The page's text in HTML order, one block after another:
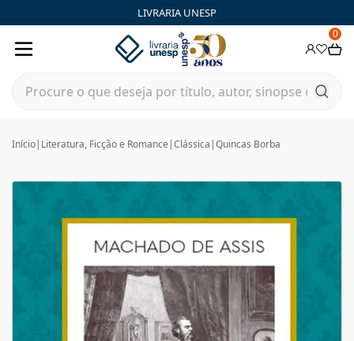
LIVRARIA UNESP
0
Início| Literatura, Ficção e Romance |Clássica |Quincas Borba